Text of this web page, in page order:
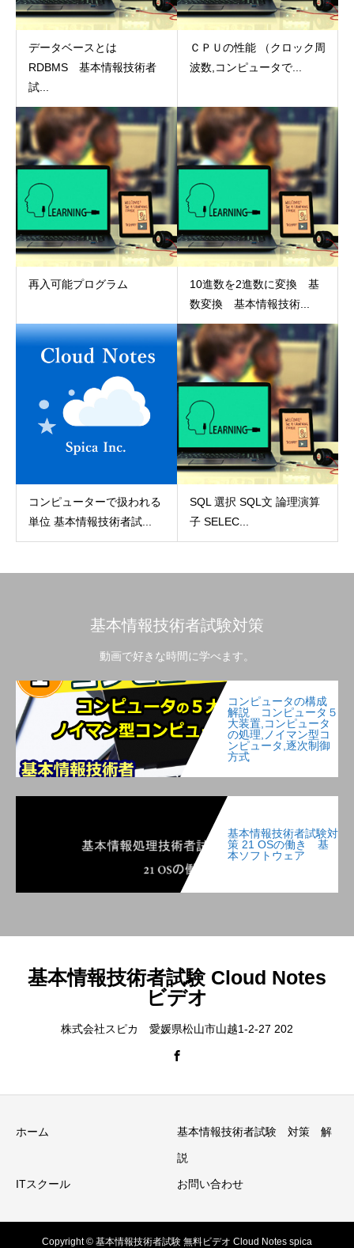
データベースとは
RDBMS 基本情報技術者
試...
ＣＰＵの性能 （クロック周
波数,コンピュータで...
再入可能プログラム
10進数を2進数に変換 基
数変換 基本情報技術...
コンピューターで扱われる
単位 基本情報技術者試...
SQL 選択 SQL文 論理演算
子 SELEC...
基本情報技術者試験対策
動画で好きな時間に学べます。
コンピュータの構成
解説 コンピュータ５
大装置,コンピュータ
の処理,ノイマン型コ
ンピュータ,逐次制御
方式
基本情報技術者試験対
策 21 OSの働き 基
本ソフトウェア
基本情報技術者試験 Cloud Notes
ビデオ
株式会社スピカ 愛媛県松山市山越1-2-27 202
ホーム 基本情報技術者試験 対策 解
説
ITスクール お問い合わせ
Copyright © 基本情報技術者試験 無料ビデオ Cloud Notes spica